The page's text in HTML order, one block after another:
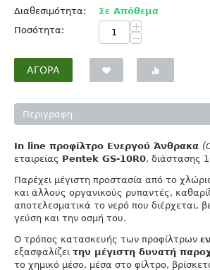
Διαθεσιμότητα:
Σε Απόθεμα
Ποσότητα:
+
−
ΑΓΟΡΆ
Περιγραφη
In line προφίλτρo Ενεργού Άνθρακα
εταιρείας Pentek GS-10R0, διάστασης
Παρέχει μέγιστη προστασία από το
και άλλους οργανικούς ρυπαντές,
αποτελεσματικά το νερό που διέρχεται,
γεύση και την οσμή του.
O τρόπος κατασκευής των προφίλτρων
εξασφαλίζει την μέγιστη δυνατή
το χημικό μέσο, μέσα στο φίλτρο,